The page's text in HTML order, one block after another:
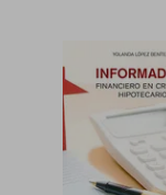
50%
dcto.